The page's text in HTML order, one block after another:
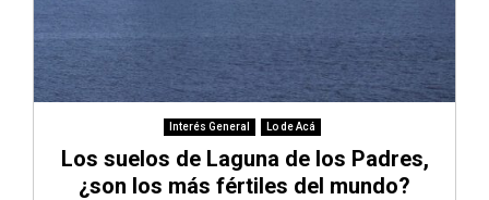
Interés General Lo de Acá
Los suelos de Laguna de los Padres,
¿son los más fértiles del mundo?